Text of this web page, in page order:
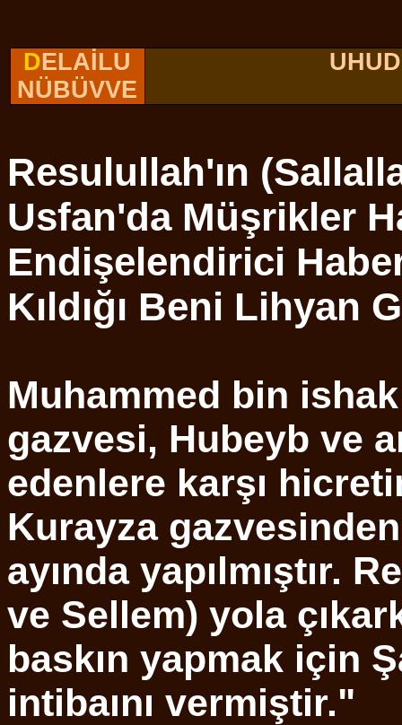
DELAİLU
NÜBÜVVE
Resulullah'ın
Usfan'da Müşrikler
Endişelendirici
Kıldığı Beni Lihyan
Muhammed bin
gazvesi, Hubeyb ve
edenlere karşı
Kurayza
ayında yapılmıştır.
ve Sellem) yola
baskın yapmak için
intibaını vermiştir."